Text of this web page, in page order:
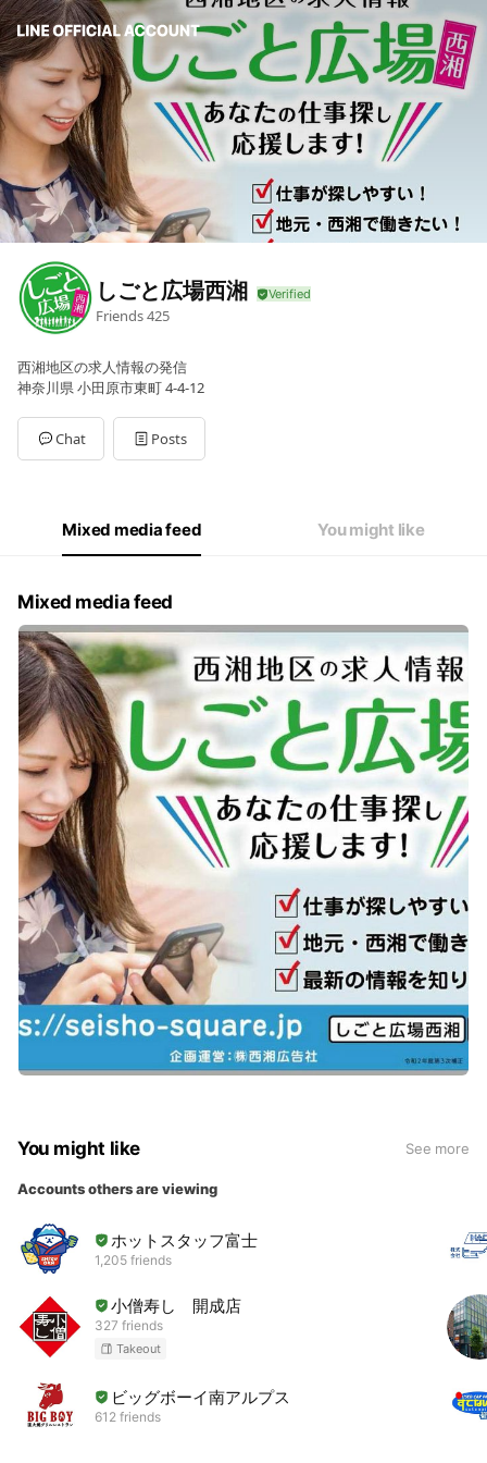
しごと広場西湘
Friends425
西湘地区の求人情報の発信
神奈川県 小田原市東町 4-4-12
Chat Posts
Mixed media feed You might like
Mixed media feed
You might like See more
Accounts others are viewing
ホットスタッフ富士
1,205 friends
小僧寿し 開成店
327 friends
Takeout
ビッグボーイ南アルプス
612 friends